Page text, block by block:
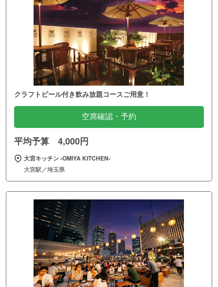
クラフトビール付き飲み放題コースご用意！
空席確認・予約
平均予算 4,000円
大宮キッチン ‐OMIYA KITCHEN‐
大宮駅／埼玉県